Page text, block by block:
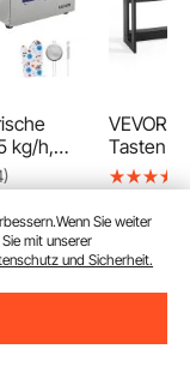
kg/h,
mit
von 50
VEVOR
Tasten
Piano mit
264
Sie weiter
mit unserer
und Sicherheit.